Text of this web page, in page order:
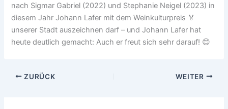
nach Sigmar Gabriel (2022) und Stephanie Neigel (2023) in
diesem Jahr Johann Lafer mit dem Weinkulturpreis 🏅
unserer Stadt auszeichnen darf – und Johann Lafer hat
heute deutlich gemacht: Auch er freut sich sehr darauf! 😊
ZURÜCK WEITER